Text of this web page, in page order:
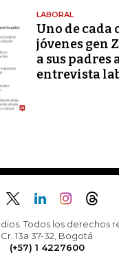
LABORAL
Uno de cada
jóvenes gen
a sus padres
entrevista
Todos los derechos
Cr. 13a 37-32, Bogotá
(+57) 1 4227600